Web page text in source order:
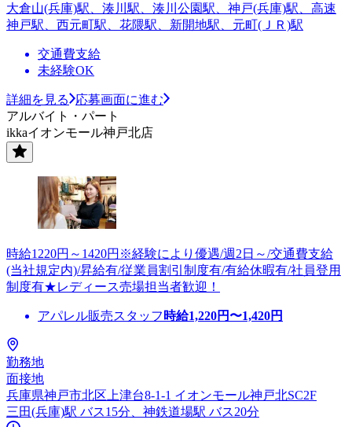
大倉山(兵庫)駅、湊川駅、湊川公園駅、神戸(兵庫)駅、高速
神戸駅、西元町駅、花隈駅、新開地駅、元町(ＪＲ)駅
交通費支給
未経験OK
詳細を見る
応募画面に進む
アルバイト・パート
ikkaイオンモール神戸北店
時給1220円～1420円※経験により優遇/週2日～/交通費支給
(当社規定内)/昇給有/従業員割引制度有/有給休暇有/社員登用
制度有★レディース売場担当者歓迎！
アパレル販売スタッフ 時給1,220円〜1,420円
勤務地
面接地
兵庫県神戸市北区上津台8-1-1 イオンモール神戸北SC2F
三田(兵庫)駅 バス15分、神鉄道場駅 バス20分